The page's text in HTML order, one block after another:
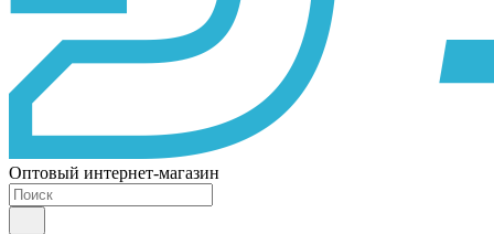
Оптовый интернет-магазин